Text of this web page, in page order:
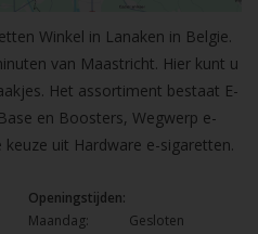
Winkel in Lanaken in Belgie.
van Maastricht. Hier kunt u
Het assortiment bestaat E-
en Boosters, Wegwerp e-
uit Hardware e-sigaretten.
Openingstijden:
Maandag:
Gesloten